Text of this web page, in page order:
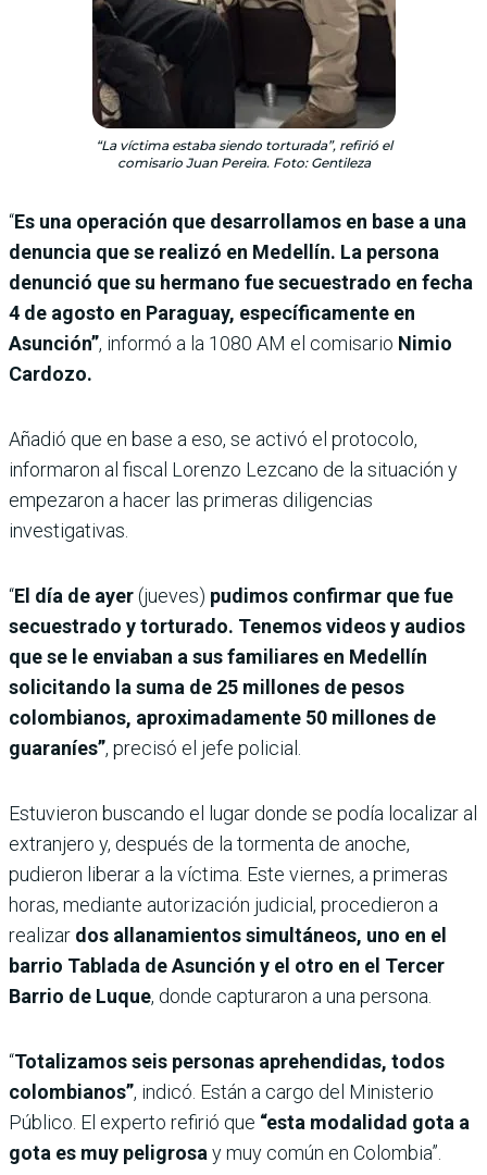
“La víctima estaba siendo torturada”, refirió el
comisario Juan Pereira. Foto: Gentileza
“Es una operación que desarrollamos en base a una
denuncia que se realizó en Medellín. La persona
denunció que su hermano fue secuestrado en fecha
4 de agosto en Paraguay, específicamente en
Asunción”, informó a la 1080 AM el comisario Nimio
Cardozo.
Añadió que en base a eso, se activó el protocolo,
informaron al fiscal Lorenzo Lezcano de la situación y
empezaron a hacer las primeras diligencias
investigativas.
“El día de ayer(jueves) pudimos confirmar que fue
secuestrado y torturado. Tenemos videos y audios
que se le enviaban a sus familiares en Medellín
solicitando la suma de 25 millones de pesos
colombianos, aproximadamente 50 millones de
guaraníes”, precisó el jefe policial.
Estuvieron buscando el lugar donde se podía localizar al
extranjero y, después de la tormenta de anoche,
pudieron liberar a la víctima. Este viernes, a primeras
horas, mediante autorización judicial, procedieron a
realizar dos allanamientos simultáneos, uno en el
barrio Tablada de Asunción y el otro en el Tercer
Barrio de Luque, donde capturaron a una persona.
“Totalizamos seis personas aprehendidas, todos
colombianos”, indicó. Están a cargo del Ministerio
Público. El experto refirió que “esta modalidad gota a
gota es muy peligrosa y muy común en Colombia”.